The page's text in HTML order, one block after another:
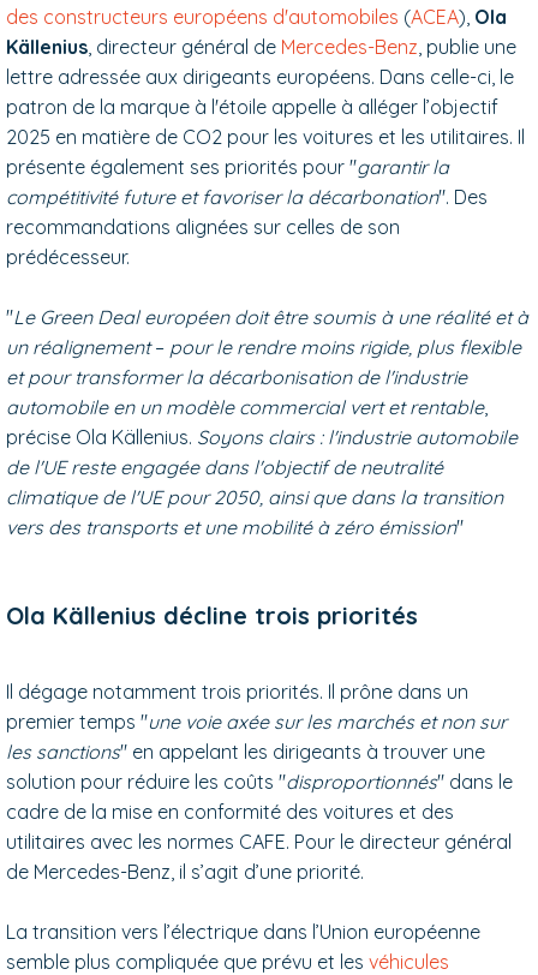
des constructeurs européens d'automobiles (ACEA), Ola
Källenius , directeur général de Mercedes-Benz , publie une
lettre adressée aux dirigeants européens. Dans celle-ci, le
patron de la marque à l'étoile appelle à alléger l’objectif
2025 en matière de CO2 pour les voitures et les utilitaires. Il
présente également ses priorités pour "garantir la
compétitivité future et favoriser la décarbonation". Des
recommandations alignées sur celles de son
prédécesseur.
"Le Green Deal européen doit être soumis à une réalité et à
un réalignement– pour le rendre moins rigide, plus flexible
et pour transformer la décarbonisation de l'industrie
automobile en un modèle commercial vert et rentable,
précise Ola Källenius. Soyons clairs : l'industrie automobile
de l'UE reste engagée dans l'objectif de neutralité
climatique de l'UE pour 2050, ainsi que dans la transition
vers des transports et une mobilité à zéro émission"
Ola Källenius décline trois priorités
Il dégage notamment trois priorités. Il prône dans un
premier temps "une voie axée sur les marchés et non sur
les sanctions" en appelant les dirigeants à trouver une
solution pour réduire les coûts "disproportionnés" dans le
cadre de la mise en conformité des voitures et des
utilitaires avec les normes CAFE. Pour le directeur général
de Mercedes-Benz, il s’agit d’une priorité.
La transition vers l’électrique dans l’Union européenne
semble plus compliquée que prévu et les véhicules